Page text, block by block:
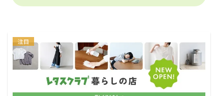
注目